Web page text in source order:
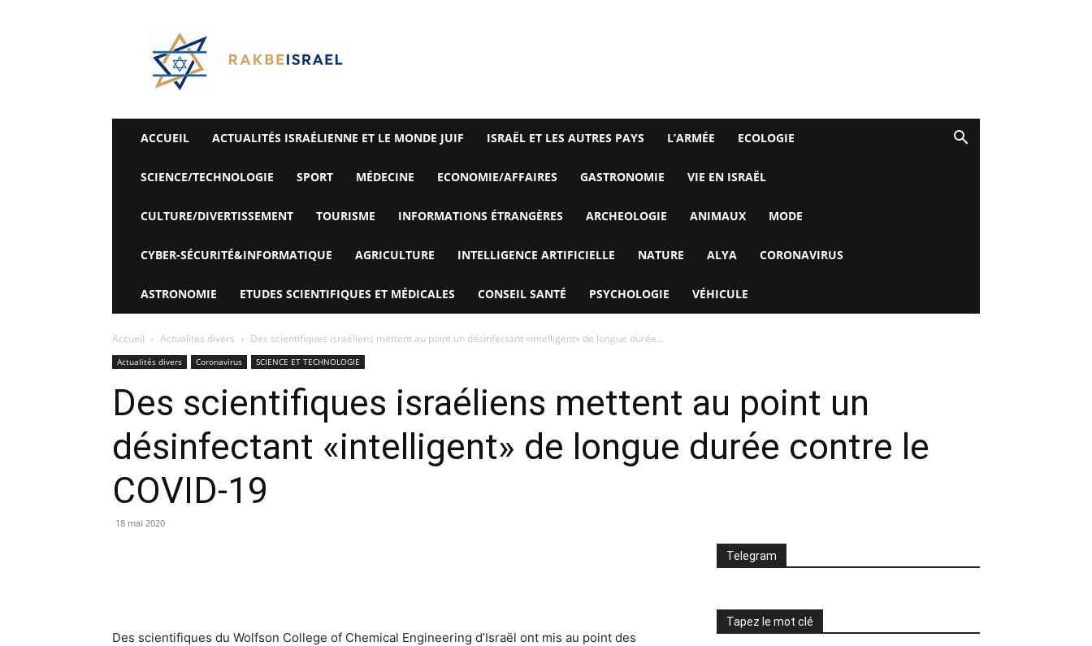
Rak
Be
Israel-
Alyaexpress-
News
ACCUEIL ACTUALITÉS ISRAÉLIENNE ET LE MONDE JUIF ISRAËL ET LES AUTRES PAYS L’ARMÉE ECOLOGIE
SCIENCE/TECHNOLOGIE SPORT MÉDECINE ECONOMIE/AFFAIRES GASTRONOMIE VIE EN ISRAËL
CULTURE/DIVERTISSEMENT TOURISME INFORMATIONS ÉTRANGÈRES ARCHEOLOGIE ANIMAUX MODE
CYBER-SÉCURITÉ&INFORMATIQUE AGRICULTURE INTELLIGENCE ARTIFICIELLE NATURE ALYA CORONAVIRUS
ASTRONOMIE ETUDES SCIENTIFIQUES ET MÉDICALES CONSEIL SANTÉ PSYCHOLOGIE VÉHICULE
Accueil Actualités divers Des scientifiques israéliens mettent au point un désinfectant «intelligent» de longue durée...
Actualités divers Coronavirus SCIENCE ET TECHNOLOGIE
Des scientifiques israéliens mettent au point un
désinfectant «intelligent» de longue durée contre le
COVID-19
18 mai 2020
Des scientifiques du Wolfson College of Chemical Engineering d’Israël ont mis au point des
Telegram
Tapez le mot clé